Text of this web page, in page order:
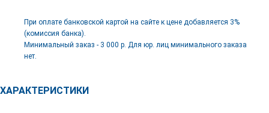
При оплате банковской картой на сайте к цене добавляется 3%
(комиссия банка).
Минимальный заказ - 3 000 р. Для юр. лиц минимального заказа
нет.
ХАРАКТЕРИСТИКИ